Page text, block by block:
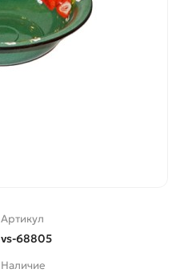
Артикул
vs-68805
Наличие